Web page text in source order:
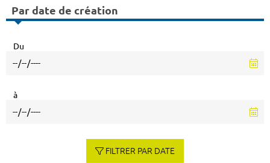
Par date de création
Du
à
FILTRER PAR DATE